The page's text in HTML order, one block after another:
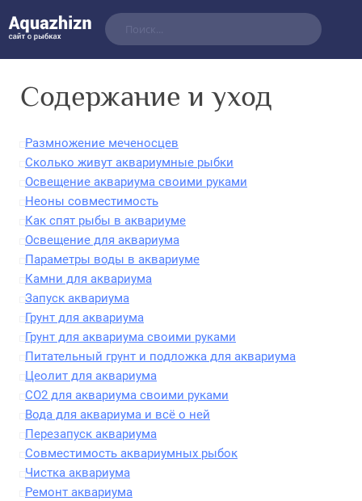
Содержание и уход
Размножение меченосцев
Сколько живут аквариумные рыбки
Освещение аквариума своими руками
Неоны совместимость
Как спят рыбы в аквариуме
Освещение для аквариума
Параметры воды в аквариуме
Камни для аквариума
Запуск аквариума
Грунт для аквариума
Грунт для аквариума своими руками
Питательный грунт и подложка для аквариума
Цеолит для аквариума
CO2 для аквариума своими руками
Вода для аквариума и всё о ней
Перезапуск аквариума
Совместимость аквариумных рыбок
Чистка аквариума
Ремонт аквариума